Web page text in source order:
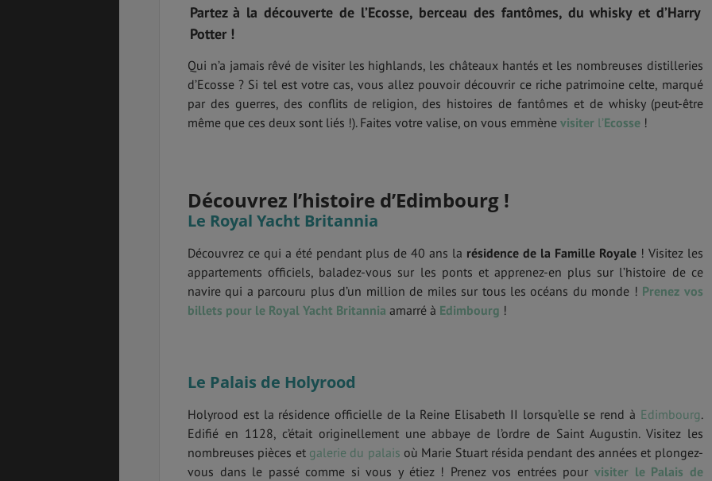
Partez à la découverte de l’Ecosse, berceau des fantômes, du whisky et d’Harry
Potter !
Qui n’a jamais rêvé de visiter les highlands, les châteaux hantés et les nombreuses distilleries
d’Ecosse ? Si tel est votre cas, vous allez pouvoir découvrir ce riche patrimoine celte, marqué
par des guerres, des conflits de religion, des histoires de fantômes et de whisky (peut-être
même que ces deux sont liés !). Faites votre valise, on vous emmène visiter l’Ecosse !
Découvrez l’histoire d’Edimbourg !
Le Royal Yacht Britannia
Découvrez ce qui a été pendant plus de 40 ans la résidence de la Famille Royale! Visitez les
appartements officiels, baladez-vous sur les ponts et apprenez-en plus sur l’histoire de ce
navire qui a parcouru plus d’un million de miles sur tous les océans du monde ! Prenez vos
billets pour le Royal Yacht Britannia amarré à Edimbourg !
Le Palais de Holyrood
Holyrood est la résidence officielle de la Reine Elisabeth II lorsqu’elle se rend à Edimbourg.
Edifié en 1128, c’était originellement une abbaye de l’ordre de Saint Augustin. Visitez les
nombreuses pièces et galerie du palais où Marie Stuart résida pendant des années et plongez-
vous dans le passé comme si vous y étiez ! Prenez vos entrées pourvisiter le Palais de